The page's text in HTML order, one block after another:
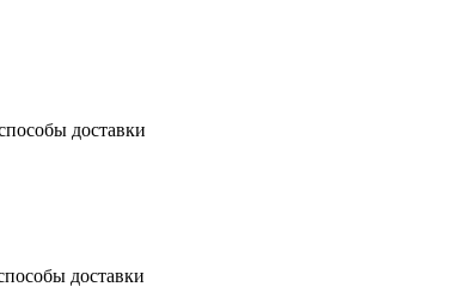
доставки
доставки